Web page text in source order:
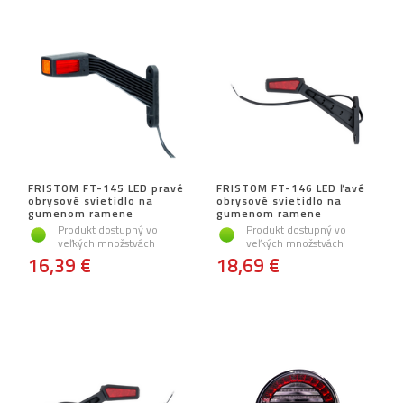
FRISTOM FT-145 LED pravé
obrysové svietidlo na
gumenom ramene
Produkt dostupný vo
veľkých množstvách
16,39 €
FRISTOM FT-146 LED ľavé
obrysové svietidlo na
gumenom ramene
Produkt dostupný vo
veľkých množstvách
18,69 €